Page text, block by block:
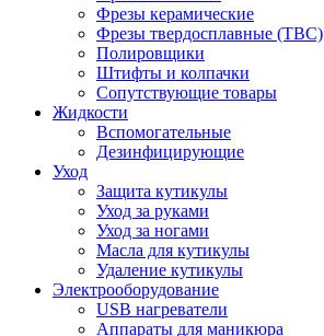
Фрезы керамические
Фрезы твердосплавные (ТВС)
Полировщики
Штифты и колпачки
Сопутствующие товары
Жидкости
Вспомогательные
Дезинфицирующие
Уход
Защита кутикулы
Уход за руками
Уход за ногами
Масла для кутикулы
Удаление кутикулы
Электрооборудование
USB нагреватели
Аппараты для маникюра